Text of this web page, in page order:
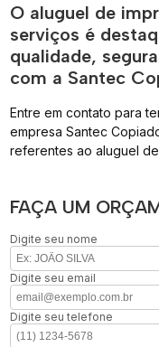
O aluguel de
serviços é
qualidade,
com a Santec
Entre em contato para
empresa Santec
referentes ao aluguel
FAÇA UM
Digite seu nome
Digite seu email
Digite seu telefone